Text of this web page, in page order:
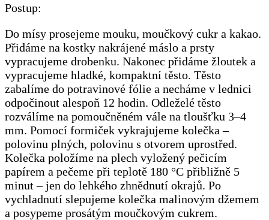
Postup:
Do mísy prosejeme mouku, moučkový cukr a kakao.
Přidáme na kostky nakrájené máslo a prsty
vypracujeme drobenku. Nakonec přidáme žloutek a
vypracujeme hladké, kompaktní těsto. Těsto
zabalíme do potravinové fólie a necháme v lednici
odpočinout alespoň 12 hodin. Odleželé těsto
rozválíme na pomoučněném vále na tloušťku 3–4
mm. Pomocí formiček vykrajujeme kolečka –
polovinu plných, polovinu s otvorem uprostřed.
Kolečka položíme na plech vyložený pečicím
papírem a pečeme při teplotě 180 °C přibližně 5
minut – jen do lehkého zhnědnutí okrajů. Po
vychladnutí slepujeme kolečka malinovým džemem
a posypeme prosátým moučkovým cukrem.